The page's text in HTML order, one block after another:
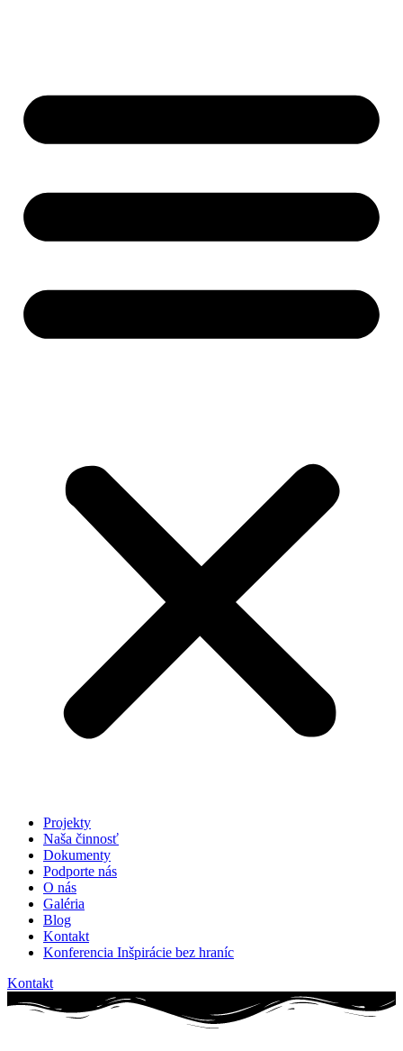
Projekty
Naša činnosť
Dokumenty
Podporte nás
O nás
Galéria
Blog
Kontakt
Konferencia Inšpirácie bez hraníc
Kontakt